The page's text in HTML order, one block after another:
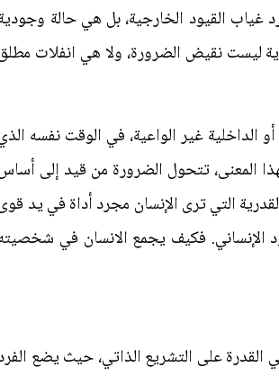
غياب القيود الخارجية، بل هي حالة
ليست نقيض الضرورة، ولا هي انفلات
غير الواعية، في الوقت نفسه
المعنى، تتحول الضرورة من قيد إلى
التي ترى الإنسان مجرد أداة في يد
الإنساني. فكيف يجمع الانسان في
القدرة على التشريع الذاتي، حيث يضع